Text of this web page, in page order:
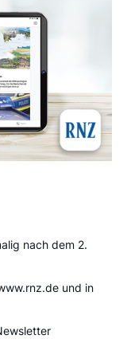
nach dem 2.
und in